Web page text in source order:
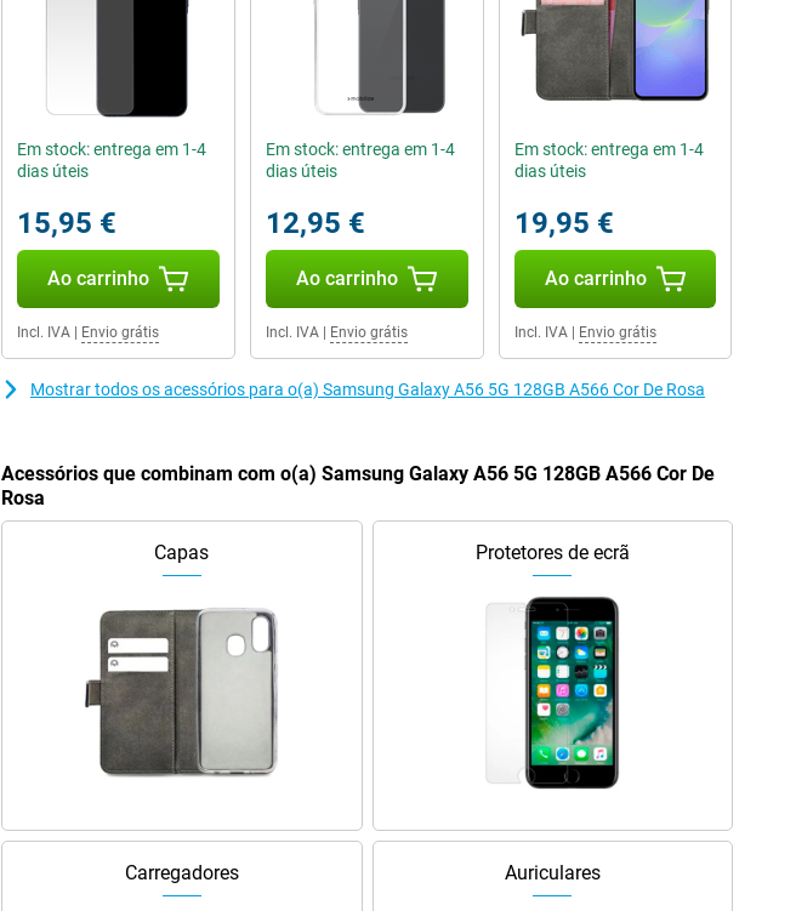
Em stock: entrega em 1-4
dias úteis
15,95 €
Ao carrinho
Incl. IVA Envio grátis
Em stock: entrega em 1-4
dias úteis
12,95 €
Ao carrinho
Incl. IVA| Envio grátis
Em stock: entrega em 1-4
dias úteis
19,95 €
Ao carrinho
Incl. IVA| Envio grátis
Mostrar todos os acessórios para o(a) Samsung Galaxy A56 5G 128GB A566 Cor De Rosa
Acessórios que combinam com o(a) Samsung Galaxy A56 5G 128GB A566 Cor De
Rosa
Capas Protetores de ecrã
Carregadores Auriculares